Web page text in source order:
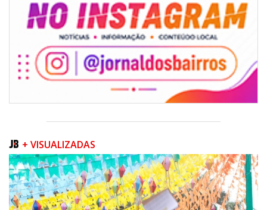
07/08/2026 | 07:00
Navegantes conquista nota A+ na Capag do Tesouro Nacional
+ VISUALIZADAS